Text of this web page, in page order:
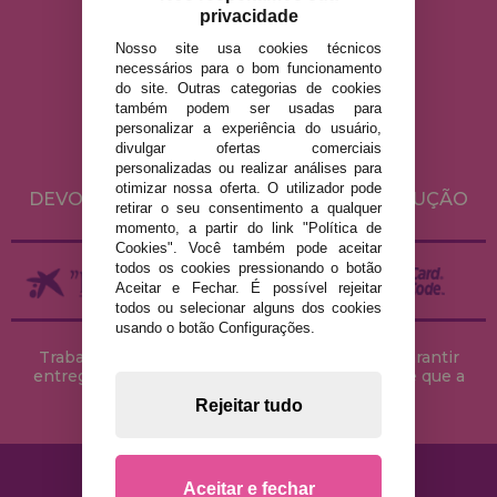
AVISO LEGAL
POLÍTICA DE PRIVACIDADE
POLÍTICA DE COOKIES
ENVIO E DEVOLUÇÕES
DEVOLUÇÕES / DIREITO DE LIVRE RESOLUÇÃO
Trabalhamos com stocks permanentes para garantir
entregas rápidas no território peninsular, desde que a
encomenda seja feita até às 18h00.
privacidade
Nosso site usa cookies técnicos
necessários para o bom funcionamento
do site. Outras categorias de cookies
também podem ser usadas para
personalizar a experiência do usuário,
divulgar ofertas comerciais
personalizadas ou realizar análises para
otimizar nossa oferta. O utilizador pode
retirar o seu consentimento a qualquer
momento, a partir do link "Política de
Cookies". Você também pode aceitar
todos os cookies pressionando o botão
Aceitar e Fechar. É possível rejeitar
todos ou selecionar alguns dos cookies
usando o botão Configurações.
Rejeitar tudo
Aceitar e fechar